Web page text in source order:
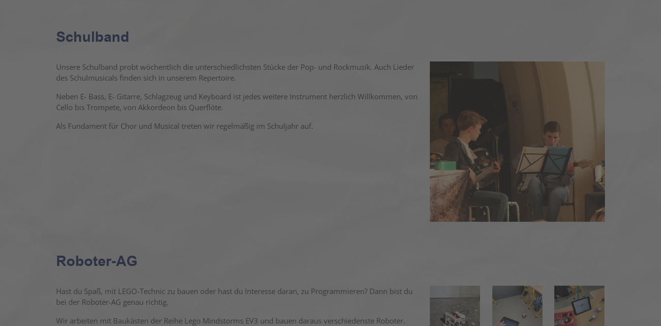
Schulband
Unsere Schulband probt wöchentlich die unterschiedlichsten Stücke der Pop- und Rockmusik. Auch Lieder
des Schulmusicals finden sich in unserem Repertoire.
Neben E- Bass, E- Gitarre, Schlagzeug und Keyboard ist jedes weitere Instrument herzlich Willkommen, von
Cello bis Trompete, von Akkordeon bis Querflöte.
Als Fundament für Chor und Musical treten wir regelmäßig im Schuljahr auf.
Roboter-AG
Hast du Spaß, mit LEGO-Technic zu bauen oder hast du Interesse daran, zu Programmieren? Dann bist du
bei der Roboter-AG genau richtig.
Wir arbeiten mit Baukästen der Reihe Lego Mindstorms EV3 und bauen daraus verschiedenste Roboter.